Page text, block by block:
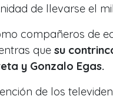
de llevarse el
compañeros de
que su
y Gonzalo Egas.
de los